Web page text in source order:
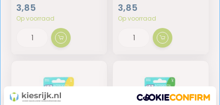
3,85
Op voorraad
3,85
Op voorraad